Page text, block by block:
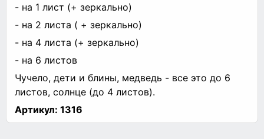
- на 1 лист (+ зеркально)
- на 2 листа ( + зеркально)
- на 4 листа (+ зеркально)
- на 6 листов
Чучело, дети и блины, медведь - все это до 6
листов, солнце (до 4 листов).
Артикул: 1316